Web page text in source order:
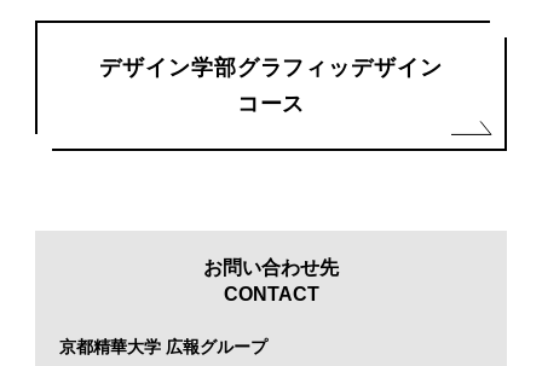
デザイン学部グラフィッデザイン
コース
お問い合わせ先
CONTACT
京都精華大学 広報グループ